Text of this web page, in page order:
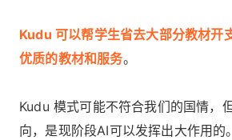
Kudu 可以帮学生省去大部分教材开
优质的教材和服务。
Kudu 模式可能不符合我们的国情，
向，是现阶段AI可以发挥出大作用的